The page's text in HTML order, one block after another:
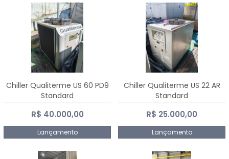
Chiller Qualiterme US 60 PD9
Standard
R$ 40.000,00
Lançamento
Chiller Qualiterme US 22 AR
Standard
R$ 25.000,00
Lançamento